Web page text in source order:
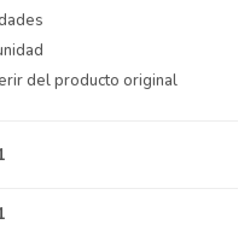
del producto original